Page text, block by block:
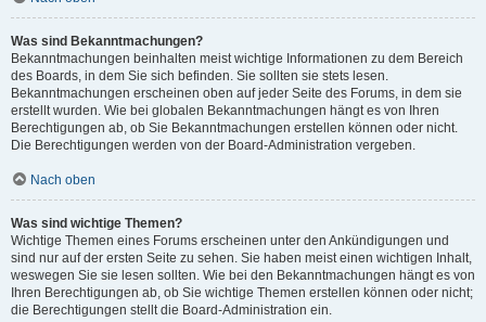
Was sind Bekanntmachungen?
Bekanntmachungen beinhalten meist wichtige Informationen zu dem Bereich
des Boards, in dem Sie sich befinden. Sie sollten sie stets lesen.
Bekanntmachungen erscheinen oben auf jeder Seite des Forums, in dem sie
erstellt wurden. Wie bei globalen Bekanntmachungen hängt es von Ihren
Berechtigungen ab, ob Sie Bekanntmachungen erstellen können oder nicht.
Die Berechtigungen werden von der Board-Administration vergeben.
Nach oben
Was sind wichtige Themen?
Wichtige Themen eines Forums erscheinen unter den Ankündigungen und
sind nur auf der ersten Seite zu sehen. Sie haben meist einen wichtigen Inhalt,
weswegen Sie sie lesen sollten. Wie bei den Bekanntmachungen hängt es von
Ihren Berechtigungen ab, ob Sie wichtige Themen erstellen können oder nicht;
die Berechtigungen stellt die Board-Administration ein.